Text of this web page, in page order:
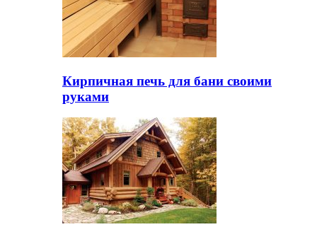
Кирпичная печь для бани своими
руками